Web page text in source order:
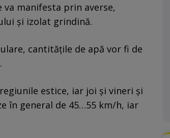
manifesta prin averse,
și izolat grindină.
cantitățile de apă vor fi de
estice, iar joi și vineri și
în general de 45…55 km/h, iar